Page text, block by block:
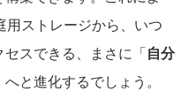
用ストレージから、いつ
スできる、まさに「 自分
へと進化するでしょう。